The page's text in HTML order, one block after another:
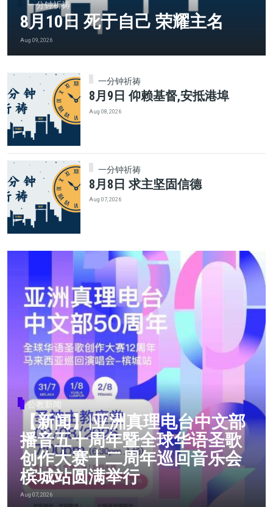
一分钟祈祷
8月10日 死于自己 荣耀主名
Aug 09, 2026
一分钟祈祷
8月9日 仰赖基督,安抵港埠
Aug 08, 2026
一分钟祈祷
8月8日 求主坚固信德
Aug 07, 2026
公教新闻
【新闻】|亚洲真理电台中文部
播音五十周年暨全球华语圣歌
创作大赛十二周年巡回音乐会
槟城站圆满举行
Aug 07, 2026